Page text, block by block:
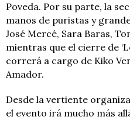
Poveda. Por su parte, la
manos de puristas y
José Mercé, Sara Baras,
mientras que el cierre de
correrá a cargo de Kiko
Amador.
Desde la vertiente
el evento irá mucho más